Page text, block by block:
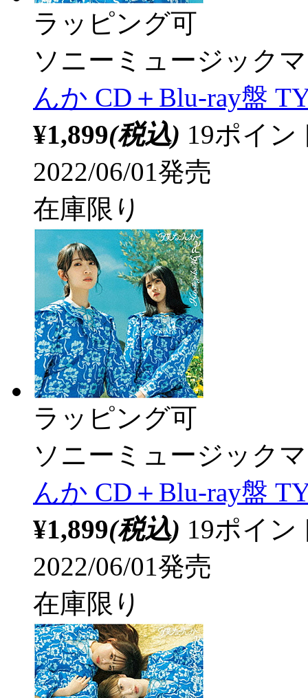
ラッピング可
ソニーミュージック
んか CD＋Blu-ray盤
¥1,899(税込) 19ポイ
2022/06/01発売
在庫限り
ラッピング可
ソニーミュージック
んか CD＋Blu-ray盤
¥1,899(税込) 19ポイ
2022/06/01発売
在庫限り